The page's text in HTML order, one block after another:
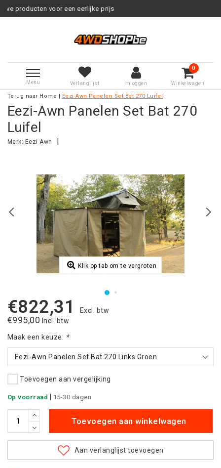
een eerlijke prijs
Menu Verlanglijst Inloggen
0
Winkelwagen
Terug naar Home Eezi-Awn Panelen Set Bat 270 Luifel
Eezi-Awn Panelen Set Bat 270
Luifel
Merk: Eezi Awn
Klik op tab om te vergroten
€822,31 Excl. btw
€995,00 Incl. btw
Maak een keuze: *
Eezi-Awn Panelen Set Bat 270 Links Groen
Toevoegen aan vergelijking
Op voorraad 15-30 dagen
Toevoegen aan winkelwagen
Aan verlanglijst toevoegen